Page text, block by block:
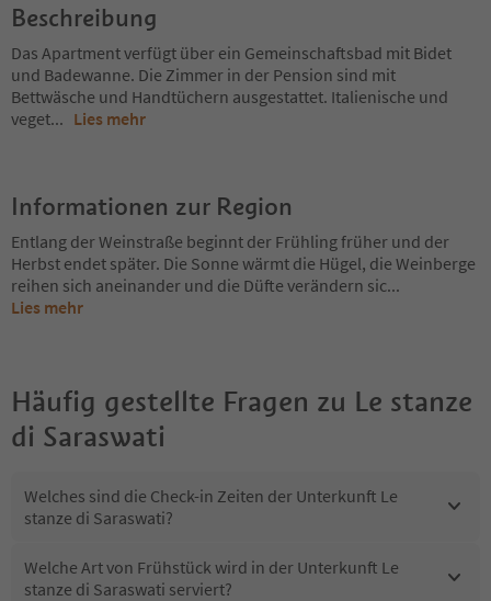
Beschreibung
Das Apartment verfügt über ein Gemeinschaftsbad mit Bidet
und Badewanne. Die Zimmer in der Pension sind mit
Bettwäsche und Handtüchern ausgestattet. Italienische und
veget... Lies mehr
Informationen zur Region
Entlang der Weinstraße beginnt der Frühling früher und der
Herbst endet später. Die Sonne wärmt die Hügel, die Weinberge
reihen sich aneinander und die Düfte verändern sic...
Lies mehr
Häufig gestellte Fragen zu Le stanze
di Saraswati
Welches sind die Check-in Zeiten der Unterkunft Le
stanze di Saraswati?
Welche Art von Frühstück wird in der Unterkunft Le
stanze di Saraswati serviert?